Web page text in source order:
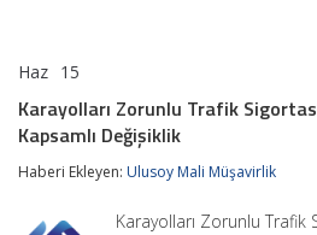
Haz 15
Trafik
Sigortası
Genel
Şartlarında
Değişiklik
Karayolları Zorunlu Trafik
Kapsamlı Değişiklik
Haberi Ekleyen: Ulusoy Mali Müşavirlik
Karayolları Zorunlu Trafik